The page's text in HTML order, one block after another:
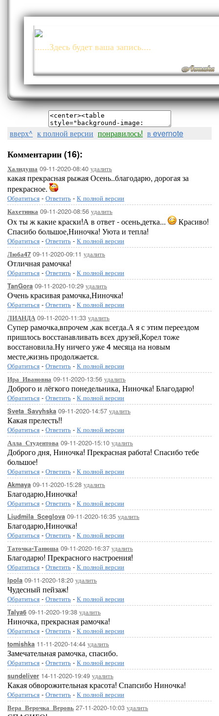
......Здесь будет ваша запись....
вверх^ к полной версии понравилось! в evernote
Комментарии (16):
Халидуша 09-11-2020-08:40 удалить
какая прекрасная рыжая Осень..благодарю, дорогая за
прекрасное.
Обратиться - Ответить - К полной версии
Кахетинка 09-11-2020-08:56 удалить
Ох ты ж какие краски!А в ответ - осень,детка...
Красиво!
Спасибо большое,Ниночка! Уюта и тепла!
Обратиться - Ответить - К полной версии
Люба47 09-11-2020-09:11 удалить
Отличная рамочка!
Обратиться - Ответить - К полной версии
TanGora 09-11-2020-10:29 удалить
Очень красивая рамочка,Ниночка!
Обратиться - Ответить - К полной версии
ЛИАНДА 09-11-2020-11:33 удалить
Супер рамочка,впрочем ,как всегда.А я с этим переездом
пришлось восстанавливать всех друзей,Корел тоже
восстановила.Ну ничего уже 4 месяца на новым
месте,жизнь продолжается.
Обратиться - Ответить - К полной версии
Ира_Ивановна 09-11-2020-13:56 удалить
Доброго и лёгкого понедельника, Ниночка! Благодарю!
Обратиться - Ответить - К полной версии
Sveta_Savyhska 09-11-2020-14:57 удалить
Какая прелесть!!
Обратиться - Ответить - К полной версии
Алла_Студентова 09-11-2020-15:10 удалить
Доброго дня, Ниночка! Прекрасная работа! Спасибо тебе
большое!
Обратиться - Ответить - К полной версии
Akmaya 09-11-2020-15:28 удалить
Благодарю,Ниночка!
Обратиться - Ответить - К полной версии
Liudmila_Sceglova 09-11-2020-16:35 удалить
Благодарю,Ниночка!
Обратиться - Ответить - К полной версии
Таточка-Танюша 09-11-2020-16:37 удалить
Благодарю! Прекрасного настроения!
Обратиться - Ответить - К полной версии
Ipola 09-11-2020-18:20 удалить
Чудесный пейзаж!
Обратиться - Ответить - К полной версии
Talya6 09-11-2020-19:38 удалить
Ниночка, прекрасная рамочка!
Обратиться - Ответить - К полной версии
tomishka 11-11-2020-14:44 удалить
Замечательная рамочка, спасибо.
Обратиться - Ответить - К полной версии
sundeliver 14-11-2020-19:49 удалить
Какая обворожительная красота! Спапсибо Ниночка!
Обратиться - Ответить - К полной версии
Вера_Верочка_Веровь 27-11-2020-10:03 удалить